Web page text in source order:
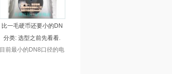
无忧售后。
比一毛硬币还要小的DN
分类: 选型之前先看看.
目前最小的DN8口径的电